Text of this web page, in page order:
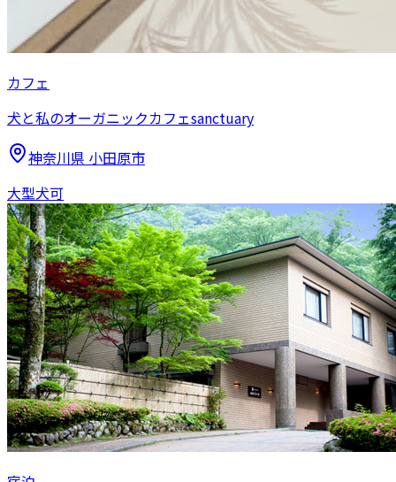
カフェ
犬と私のオーガニックカフェsanctuary
神奈川県 小田原市
大型犬可